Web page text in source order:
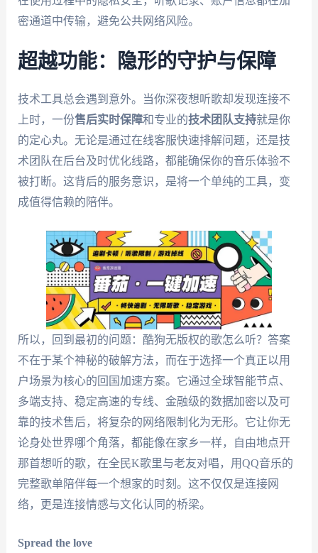
密通道中传输，避免公共网络风险。
超越功能：隐形的守护与保障
技术工具总会遇到意外。当你深夜想听歌却发现连接不
上时，一份售后实时保障和专业的技术团队支持就是你
的定心丸。无论是通过在线客服快速排解问题，还是技
术团队在后台及时优化线路，都能确保你的音乐体验不
被打断。这背后的服务意识，是将一个单纯的工具，变
成值得信赖的陪伴。
所以，回到最初的问题：酷狗无版权的歌怎么听？答案
不在于某个神秘的破解方法，而在于选择一个真正以用
户场景为核心的回国加速方案。它通过全球智能节点、
多端支持、稳定高速的专线、金融级的数据加密以及可
靠的技术售后，将复杂的网络限制化为无形。它让你无
论身处世界哪个角落，都能像在家乡一样，自由地点开
那首想听的歌，在全民K歌里与老友对唱，用QQ音乐的
完整歌单陪伴每一个想家的时刻。这不仅仅是连接网
络，更是连接情感与文化认同的桥梁。
Spread the love